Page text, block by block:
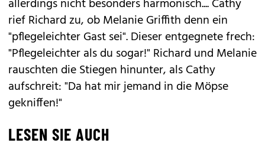
allerdings nicht besonders harmonisch.... Cathy
rief Richard zu, ob Melanie Griffith denn ein
"pflegeleichter Gast sei". Dieser entgegnete frech:
"Pflegeleichter als du sogar!" Richard und Melanie
rauschten die Stiegen hinunter, als Cathy
aufschreit: "Da hat mir jemand in die Möpse
gekniffen!"
LESEN SIE AUCH